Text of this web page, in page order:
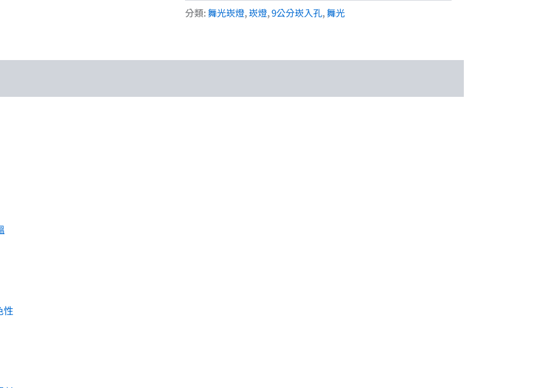
分類:舞光崁燈,崁燈,9公分崁入孔,舞光